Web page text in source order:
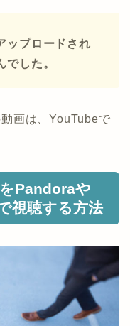
ップロードされ
した。
画は、YouTubeで
Pandoraや
視聴する方法